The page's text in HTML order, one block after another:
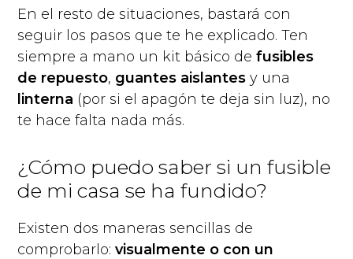
En el resto de situaciones, bastará con
seguir los pasos que te he explicado. Ten
siempre a mano un kit básico defusibles
de repuesto, guantes aislantes y una
linterna (por si el apagón te deja sin luz), no
te hace falta nada más.
¿Cómo puedo saber si un fusible
de mi casa se ha fundido?
Existen dos maneras sencillas de
comprobarlo:visualmente o con un